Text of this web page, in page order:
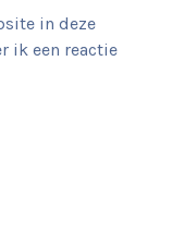
in deze
ik een reactie